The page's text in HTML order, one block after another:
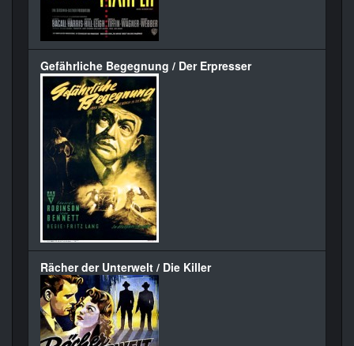
Gefährliche Begegnung / Der Erpresser
Rächer der Unterwelt / Die Killer